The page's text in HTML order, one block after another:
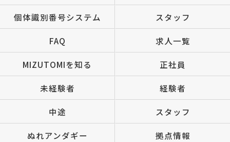
個体識別番号システム スタッフ
FAQ 求人一覧
MIZUTOMIを知る 正社員
未経験者 経験者
中途 スタッフ
ぬれアンダギー 拠点情報